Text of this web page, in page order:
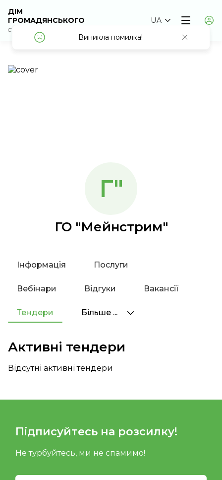
ДІМ
ГРОМАДЯНСЬКОГО
СУСПІЛЬСТВА
UA
Виникла помилка!
Г"
ГО "Мейнстрим"
Інформація Послуги
Вебінари Відгуки Вакансії
Тендери Більше ...
Активні тендери
Відсутні активні тендери
Виникла помилка!
Підписуйтесь на розсилку!
Не турбуйтесь, ми не спамимо!